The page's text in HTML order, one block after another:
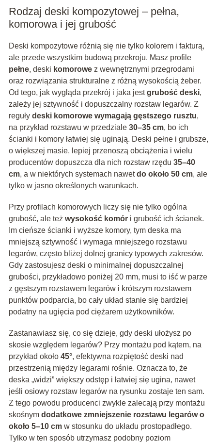
Rodzaj deski kompozytowej – pełna,
komorowa i jej grubość
Deski kompozytowe różnią się nie tylko kolorem i fakturą,
ale przede wszystkim budową przekroju. Masz profile
pełne, deski komorowez wewnętrznymi przegrodami
oraz rozwiązania strukturalne z różną wysokością żeber.
Od tego, jak wygląda przekrój i jaka jestgrubość deski,
zależy jej sztywność i dopuszczalny rozstaw legarów. Z
reguły deski komorowe wymagają gęstszego rusztu,
na przykład rozstawu w przedziale 30–35 cm, bo ich
ścianki i komory łatwiej się uginają. Deski pełne i grubsze,
o większej masie, lepiej przenoszą obciążenia i wielu
producentów dopuszcza dla nich rozstaw rzędu 35–40
cm, a w niektórych systemach nawetdo około 50 cm, ale
tylko w jasno określonych warunkach.
Przy profilach komorowych liczy się nie tylko ogólna
grubość, ale też wysokość komóri grubość ich ścianek.
Im cieńsze ścianki i wyższe komory, tym deska ma
mniejszą sztywność i wymaga mniejszego rozstawu
legarów, często bliżej dolnej granicy typowych zakresów.
Gdy zastosujesz deski o minimalnej dopuszczalnej
grubości, przykładowo poniżej 20 mm, musi to iść w parze
z gęstszym rozstawem legarów i krótszym rozstawem
punktów podparcia, bo cały układ stanie się bardziej
podatny na ugięcia pod ciężarem użytkowników.
Zastanawiasz się, co się dzieje, gdy deski ułożysz po
skosie względem legarów? Przy montażu pod kątem, na
przykład około 45°, efektywna rozpiętość deski nad
przestrzenią między legarami rośnie. Oznacza to, że
deska „widzi” większy odstęp i łatwiej się ugina, nawet
jeśli osiowy rozstaw legarów na rysunku zostaje ten sam.
Z tego powodu producenci zwykle zalecają przy montażu
skośnym dodatkowe zmniejszenie rozstawu legarów o
około 5–10 cmw stosunku do układu prostopadłego.
Tylko w ten sposób utrzymasz podobny poziom